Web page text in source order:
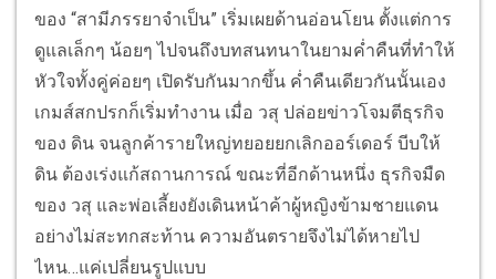
ของ “สามีภรรยาจำเป็น” เริ่มเผยด้านอ่อนโยน ตั้งแต่การ
ดูแลเล็กๆ น้อยๆ ไปจนถึงบทสนทนาในยามค่ำคืนที่ทำให้
หัวใจทั้งคู่ค่อยๆ เปิดรับกันมากขึ้น ค่ำคืนเดียวกันนั้นเอง
เกมส์สกปรกก็เริ่มทำงาน เมื่อ วสุ ปล่อยข่าวโจมตีธุรกิจ
ของ ดิน จนลูกค้ารายใหญ่ทยอยยกเลิกออร์เดอร์ บีบให้
ดิน ต้องเร่งแก้สถานการณ์ ขณะที่อีกด้านหนึ่ง ธุรกิจมืด
ของ วสุ และพ่อเลี้ยงยังเดินหน้าค้าผู้หญิงข้ามชายแดน
อย่างไม่สะทกสะท้าน ความอันตรายจึงไม่ได้หายไป
ไหน…แค่เปลี่ยนรูปแบบ